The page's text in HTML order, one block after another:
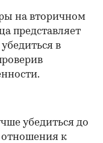
на вторичном
представляет
в
убедиться до
отношения к